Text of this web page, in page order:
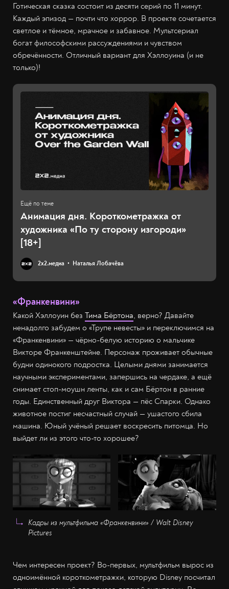
Готическая сказка состоит из десяти серий по 11 минут.
Каждый эпизод — почти что хоррор. В проекте сочетается
светлое и тёмное, мрачное и забавное. Мультсериал
богат философскими рассуждениями и чувством
обречённости. Отличный вариант для Хэллоуина (и не
только)!
Анимация дня. Короткометражка от
художника «По ту сторону изгороди»
[18+]
2х2.медиа Наталья Лобачёва
«Франкенвини»
Какой Хэллоуин без Тима Бёртона, верно? Давайте
ненадолго забудем о «Трупе невесты» и переключимся на
«Франкенвини» — чёрно-белую историю о мальчике
Викторе Франкенштейне. Персонаж проживает обычные
будни одинокого подростка. Целыми днями занимается
научными экспериментами, запершись на чердаке, а ещё
снимает стоп-моушн ленты, как и сам Бёртон в ранние
годы. Единственный друг Виктора — пёс Спарки. Однако
животное постиг несчастный случай — ушастого сбила
машина. Юный учёный решает воскресить питомца. Но
выйдет ли из этого что-то хорошее?
Кадры из мультфильма «Франкенвини» / Walt Disney
Pictures
Чем интересен проект? Во-первых, мультфильм вырос из
одноимённой короткометражки, которую Disney посчитал